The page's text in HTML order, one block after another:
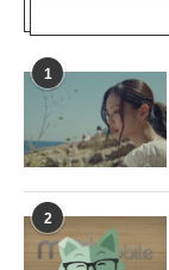
1
2